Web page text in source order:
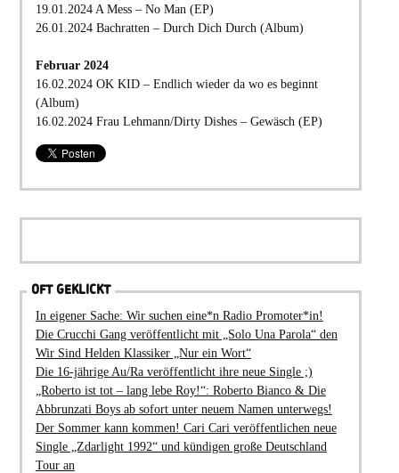
19.01.2024 A Mess – No Man (EP)
26.01.2024 Bachratten – Durch Dich Durch (Album)
Februar 2024
16.02.2024 OK KID – Endlich wieder da wo es beginnt
(Album)
16.02.2024 Frau Lehmann/Dirty Dishes – Gewäsch (EP)
OFT GEKLICKT
In eigener Sache: Wir suchen eine*n Radio Promoter*in!
Die Crucchi Gang veröffentlicht mit „Solo Una Parola“ den
Wir Sind Helden Klassiker „Nur ein Wort“
Die 16-jährige Au/Ra veröffentlicht ihre neue Single ;)
„Roberto ist tot – lang lebe Roy!“: Roberto Bianco & Die
Abbrunzati Boys ab sofort unter neuem Namen unterwegs!
Der Sommer kann kommen! Cari Cari veröffentlichen neue
Single „Zdarlight 1992“ und kündigen große Deutschland
Tour an